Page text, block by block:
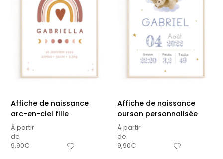
Affiche de naissance
arc-en-ciel fille
À partir
de
9,90€
Affiche de naissance
ourson personnalisée
À partir
de
9,90€